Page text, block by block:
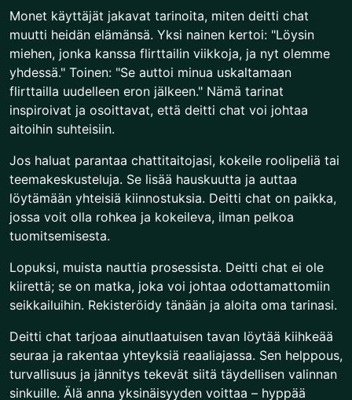
Monet käyttäjät jakavat tarinoita, miten deitti chat
muutti heidän elämänsä. Yksi nainen kertoi: "Löysin
miehen, jonka kanssa flirttailin viikkoja, ja nyt olemme
yhdessä." Toinen: "Se auttoi minua uskaltamaan
flirttailla uudelleen eron jälkeen." Nämä tarinat
inspiroivat ja osoittavat, että deitti chat voi johtaa
aitoihin suhteisiin.
Jos haluat parantaa chattitaitojasi, kokeile roolipeliä tai
teemakeskusteluja. Se lisää hauskuutta ja auttaa
löytämään yhteisiä kiinnostuksia. Deitti chat on paikka,
jossa voit olla rohkea ja kokeileva, ilman pelkoa
tuomitsemisesta.
Lopuksi, muista nauttia prosessista. Deitti chat ei ole
kiirettä; se on matka, joka voi johtaa odottamattomiin
seikkailuihin. Rekisteröidy tänään ja aloita oma tarinasi.
Deitti chat tarjoaa ainutlaatuisen tavan löytää kiihkeää
seuraa ja rakentaa yhteyksiä reaaliajassa. Sen helppous,
turvallisuus ja jännitys tekevät siitä täydellisen valinnan
sinkuille. Älä anna yksinäisyyden voittaa – hyppää